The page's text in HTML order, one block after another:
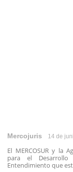
Mercojuris 14 de
El MERCOSUR y la
para el Desarrollo
Entendimiento que